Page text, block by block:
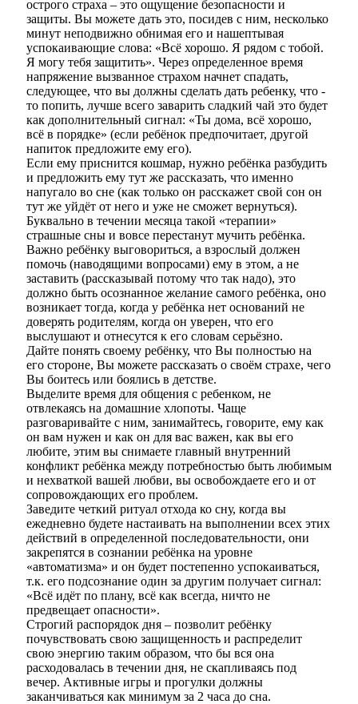
острого страха – это ощущение безопасности и
защиты. Вы можете дать это, посидев с ним, несколько
минут неподвижно обнимая его и нашептывая
успокаивающие слова: «Всё хорошо. Я рядом с тобой.
Я могу тебя защитить». Через определенное время
напряжение вызванное страхом начнет спадать,
следующее, что вы должны сделать дать ребенку, что -
то попить, лучше всего заварить сладкий чай это будет
как дополнительный сигнал: «Ты дома, всё хорошо,
всё в порядке» (если ребёнок предпочитает, другой
напиток предложите ему его).
Если ему приснится кошмар, нужно ребёнка разбудить
и предложить ему тут же рассказать, что именно
напугало во сне (как только он расскажет свой сон он
тут же уйдёт от него и уже не сможет вернуться).
Буквально в течении месяца такой «терапии»
страшные сны и вовсе перестанут мучить ребёнка.
Важно ребёнку выговориться, а взрослый должен
помочь (наводящими вопросами) ему в этом, а не
заставить (рассказывай потому что так надо), это
должно быть осознанное желание самого ребёнка, оно
возникает тогда, когда у ребёнка нет оснований не
доверять родителям, когда он уверен, что его
выслушают и отнесутся к его словам серьёзно.
Дайте понять своему ребёнку, что Вы полностью на
его стороне, Вы можете рассказать о своём страхе, чего
Вы боитесь или боялись в детстве.
Выделите время для общения с ребенком, не
отвлекаясь на домашние хлопоты. Чаще
разговаривайте с ним, занимайтесь, говорите, ему как
он вам нужен и как он для вас важен, как вы его
любите, этим вы снимаете главный внутренний
конфликт ребёнка между потребностью быть любимым
и нехваткой вашей любви, вы освобождаете его и от
сопровождающих его проблем.
Заведите четкий ритуал отхода ко сну, когда вы
ежедневно будете настаивать на выполнении всех этих
действий в определенной последовательности, они
закрепятся в сознании ребёнка на уровне
«автоматизма» и он будет постепенно успокаиваться,
т.к. его подсознание один за другим получает сигнал:
«Всё идёт по плану, всё как всегда, ничто не
предвещает опасности».
Строгий распорядок дня – позволит ребёнку
почувствовать свою защищенность и распределит
свою энергию таким образом, что бы вся она
расходовалась в течении дня, не скапливаясь под
вечер. Активные игры и прогулки должны
заканчиваться как минимум за 2 часа до сна.